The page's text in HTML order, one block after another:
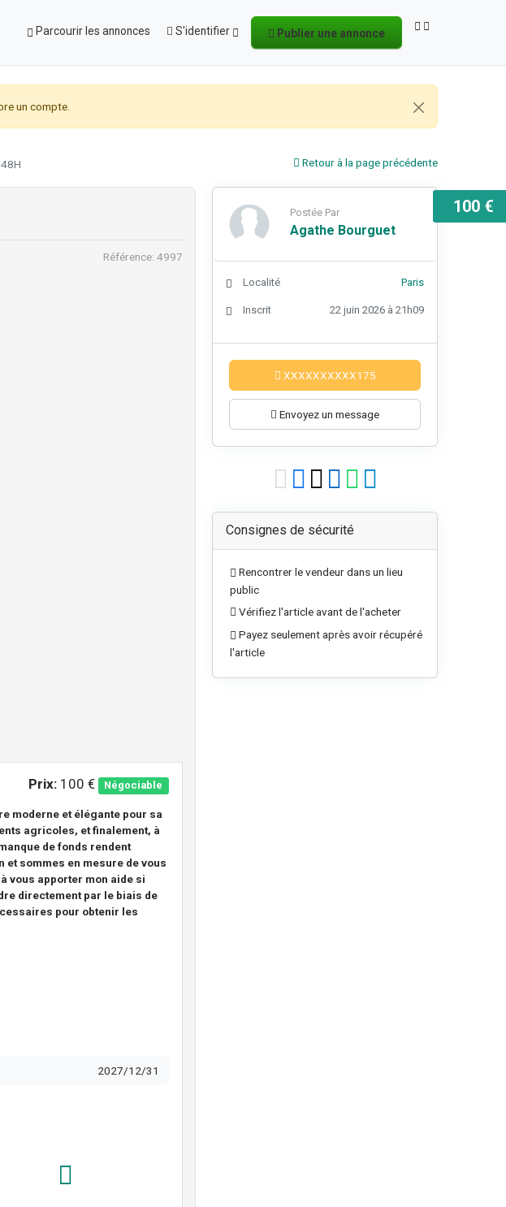
Parcourir les annonces S'identifier Publier une annonce
un compte.
Retour à la page précédente
Référence: 4997
100 €
Prix: 100 € Négociable
moderne et élégante pour sa
agricoles, et finalement, à
de fonds rendent
sommes en mesure de vous
vous apporter mon aide si
directement par le biais de
pour obtenir les
2027/12/31
Postée Par
Agathe Bourguet
Localité Paris
Inscrit 22 juin 2026 à 21h09
XXXXXXXXXX175
Envoyez un message
Consignes de sécurité
Rencontrer le vendeur dans un lieu
public
Vérifiez l'article avant de l'acheter
Payez seulement après avoir récupéré
l'article